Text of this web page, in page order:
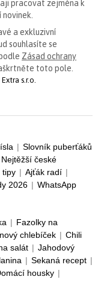
pracovat zejména k
a exkluzivní
souhlasíte se
Zásad ochrany
toto pole.
s.r.o.
| Slovník puberťáků
Nejtěžší české
tipy | Ajťák radí |
2026 | WhatsApp
| Fazolky na
chlebíček | Chili
salát | Jahodový
| Sekaná recept |
housky |